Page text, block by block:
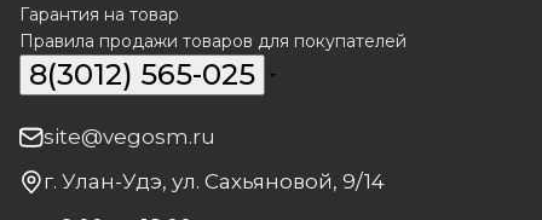
Гарантия на товар
Правила продажи товаров для покупателей
8(3012) 565-025
site@vegosm.ru
г. Улан-Удэ, ул. Сахьяновой, 9/14